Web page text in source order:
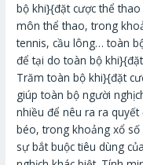
bộ khi}{đặt cược thể
môn thể thao, trong
tennis, cầu lông… toàn
để tại do toàn bộ
Trăm toàn bộ khi}{đặt
giúp toàn bộ người
nhiều để nêu ra ra quyết
béo, trong khoảng xổ
sự bắt buộc tiêu dùng